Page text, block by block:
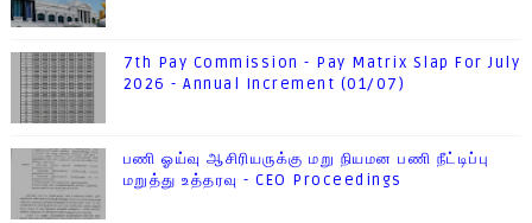
7th Pay Commission - Pay Matrix Slap For July
2026 - Annual Increment (01/07)
பணி ஓய்வு ஆசிரியருக்கு மறு நியமன பணி நீட்டிப்பு
மறுத்து உத்தரவு - CEO Proceedings